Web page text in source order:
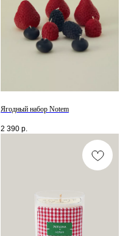
Ягодный набор Notem
2 390 р.